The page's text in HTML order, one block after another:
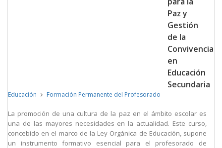
Paz y
Gestión
de la
Convivencia
en
Educación
Secundaria
Educación Formación Permanente del Profesorado
La promoción de una cultura de la paz en el ámbito escolar es
una de las mayores necesidades en la actualidad. Este curso,
concebido en el marco de la Ley Orgánica de Educación, supone
un instrumento formativo esencial para el profesorado de